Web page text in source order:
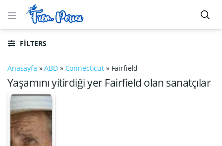
FILTERS
Anasayfa »ABD » Connecticut » Fairfield
Yaşamını yitirdiği yer Fairfield olan sanatçılar